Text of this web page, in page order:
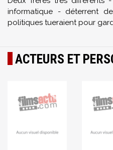
informatique - déterrent
politiques tueraient pour
ACTEURS ET